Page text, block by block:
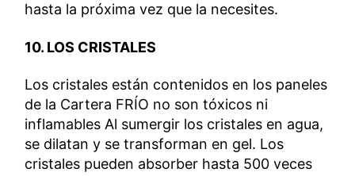
hasta la próxima vez que la necesites.
10. LOS CRISTALES
Los cristales están contenidos en los paneles
de la Cartera FRÍO no son tóxicos ni
inflamables Al sumergir los cristales en agua,
se dilatan y se transforman en gel. Los
cristales pueden absorber hasta 500 veces